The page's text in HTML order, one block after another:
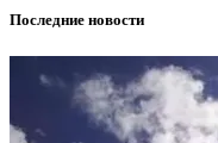
Последние новости